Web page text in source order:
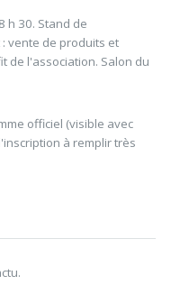
h 30. Stand de
vente de produits et
de l'association. Salon du
officiel (visible avec
à remplir très